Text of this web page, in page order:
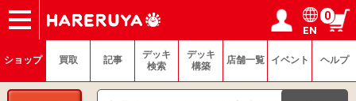
ショップ
買取
記事
デッキ検索
デッキ構築
選手一覧
店舗一覧
イベント
ヘルプ
お問い合わせ ログイン／会員登録
マイページ
EN
0
ショップ 買取 記事
デッキ
検索
デッキ
構築
店舗一覧 イベント ヘルプ